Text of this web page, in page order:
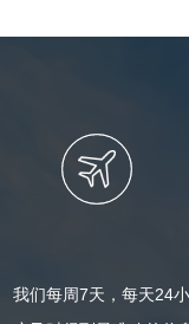
我们每周7天，每天24